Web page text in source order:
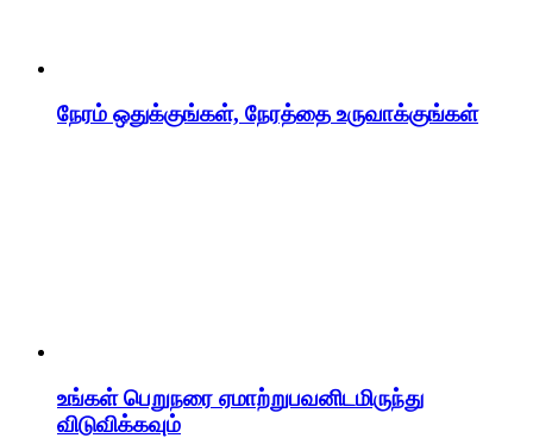
நேரம் ஒதுக்குங்கள், நேரத்தை உருவாக்குங்கள்
உங்கள் பெறுநரை ஏமாற்றுபவனிடமிருந்து
விடுவிக்கவும்